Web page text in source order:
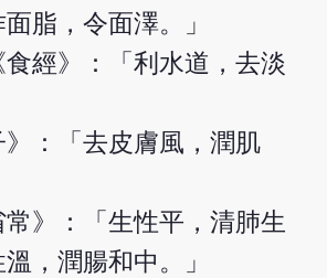
脂，令面澤。」
經》：「利水道，去淡
》：「去皮膚風，潤肌
常》：「生性平，清肺生
，潤腸和中。」